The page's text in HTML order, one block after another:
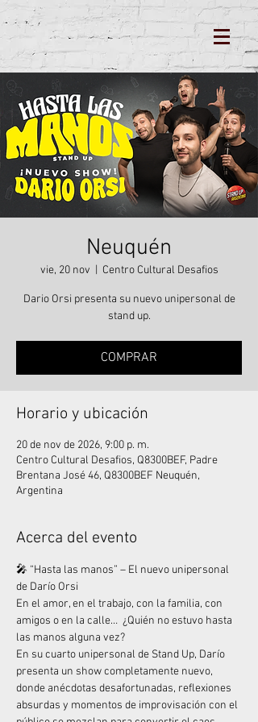
Neuquén
vie, 20 nov Centro Cultural Desafios
Dario Orsi presenta su nuevo unipersonal de
stand up.
COMPRAR
Horario y ubicación
20 de nov de 2026, 9:00 p. m.
Centro Cultural Desafios, Q8300BEF, Padre
Brentana José 46, Q8300BEF Neuquén,
Argentina
Acerca del evento
🎤 “Hasta las manos” – El nuevo unipersonal
de Darío Orsi
En el amor, en el trabajo, con la familia, con
amigos o en la calle…  ¿Quién no estuvo hasta
las manos alguna vez?
En su cuarto unipersonal de Stand Up, Darío
presenta un show completamente nuevo,
donde anécdotas desafortunadas, reflexiones
absurdas y momentos de improvisación con el